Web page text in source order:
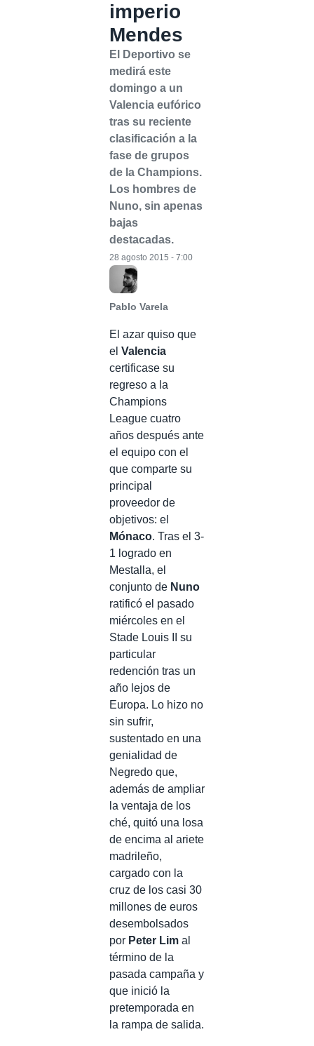
imperio
Mendes
El Deportivo se
medirá este
domingo a un
Valencia eufórico
tras su reciente
clasificación a la
fase de grupos
de la Champions.
Los hombres de
Nuno, sin apenas
bajas
destacadas.
Pablo Varela
28 agosto 2015 - 7:00
El azar quiso que
el Valencia
certificase su
regreso a la
Champions
League cuatro
años después ante
el equipo con el
que comparte su
principal
proveedor de
objetivos: el
Mónaco. Tras el 3-
1 logrado en
Mestalla, el
conjunto de Nuno
ratificó el pasado
miércoles en el
Stade Louis II su
particular
redención tras un
año lejos de
Europa. Lo hizo no
sin sufrir,
sustentado en una
genialidad de
Negredo que,
además de ampliar
la ventaja de los
ché, quitó una losa
de encima al ariete
madrileño,
cargado con la
cruz de los casi 30
millones de euros
desembolsados
por Peter Lim al
término de la
pasada campaña y
que inició la
pretemporada en
la rampa de salida.